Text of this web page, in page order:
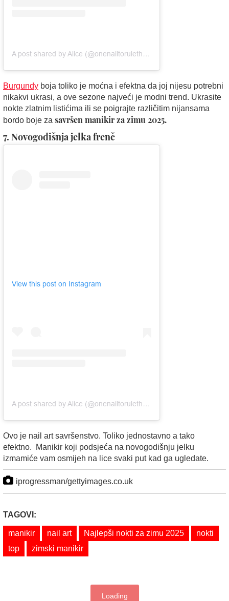
Burgundy boja toliko je moćna i efektna da joj nijesu potrebni
nikakvi ukrasi, a ove sezone najveći je modni trend. Ukrasite
nokte zlatnim listićima ili se poigrajte različitim nijansama
bordo boje za savršen manikir za zimu 2025.
7. Novogodišnja jelka frenč
View this post on Instagram
A post shared by Alice (@onenailtorulethemall)
Ovo je nail art savršenstvo. Toliko jednostavno a tako
efektno. Manikir koji podsjeća na novogodišnju jelku
izmamiće vam osmijeh na lice svaki put kad ga ugledate.
iprogressman/gettyimages.co.uk
TAGOVI:
manikir nail art Najlepši nokti za zimu 2025
nokti
top
zimski manikir
Loading